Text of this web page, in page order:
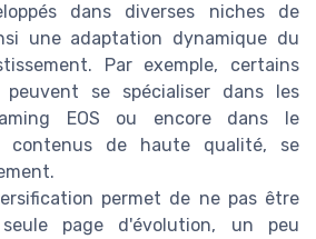
dans diverses niches de
une adaptation dynamique du
Par exemple, certains
se spécialiser dans les
EOS ou encore dans le
contenus de haute qualité, se
permet de ne pas être
page d'évolution, un peu